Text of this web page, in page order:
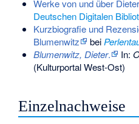
Werke von und über
Deutschen Digitalen
Kurzbiografie und
Blumenwitz
bei
Blumenwitz, Dieter. In:
(Kulturportal West-Ost)
Einzelnachweise